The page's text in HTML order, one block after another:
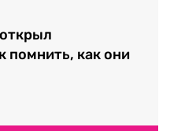
помнить, как они